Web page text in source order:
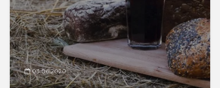
03.06.2020